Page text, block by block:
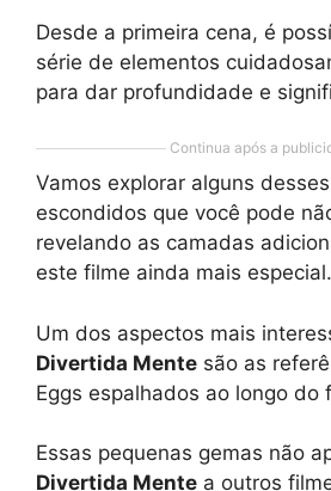
Desde a primeira cena, é
série de elementos
para dar profundidade e
Continua após a
Vamos explorar alguns
escondidos que você pode
revelando as camadas
este filme ainda mais especial.
Um dos aspectos mais
Divertida Mente são as
Eggs espalhados ao longo do
Essas pequenas gemas não
Divertida Mente a outros